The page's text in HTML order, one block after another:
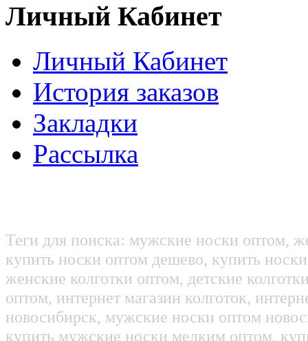
Личный Кабинет
Личный Кабинет
История заказов
Закладки
Рассылка
Теги для поиска: мужские носки оптом,
купить носки оптом дешево, купить
женские колготки оптом, детские
оптом, интернет магазин колготок,
новосибирск, мужские носки оптом
купить мужские носки мелким оптом,